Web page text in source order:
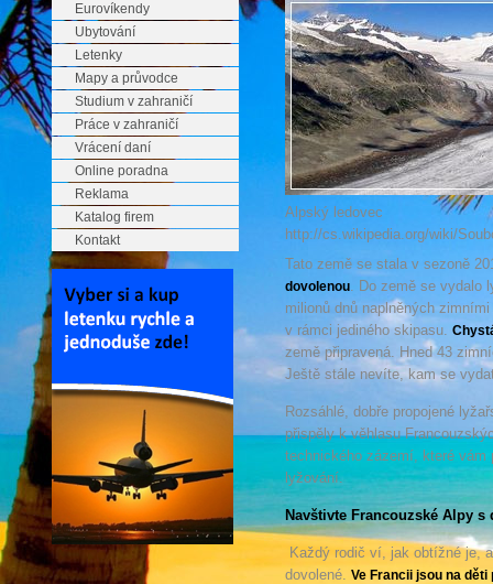
Eurovíkendy
Ubytování
Letenky
Mapy a průvodce
Studium v zahraničí
Práce v zahraničí
Vrácení daní
Online poradna
Reklama
Katalog firem
Kontakt
Alpský ledovec
http://cs.wikipedia.org/wiki/
Tato země se stala v sezoně
dovolenou. Do země se vydalo
milionů dnů naplněných
v rámci jediného skipasu.
země připravená. Hned 43
Ještě stále nevíte, kam se
Rozsáhlé, dobře propojené
přispěly k věhlasu
technického zázemí, které vám
lyžování.
Navštivte Francouzské Alpy s
Každý rodič ví, jak obtížné je,
dovolené. Ve Francii jsou na